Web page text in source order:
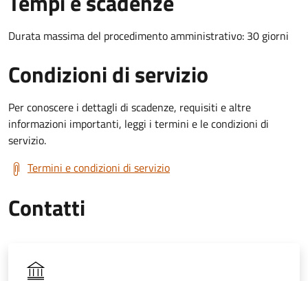
Durata massima del procedimento amministrativo: 30 giorni
Condizioni di servizio
Per conoscere i dettagli di scadenze, requisiti e altre
informazioni importanti, leggi i termini e le condizioni di
servizio.
Termini e condizioni di servizio
Contatti